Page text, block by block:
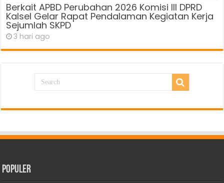
Berkait APBD Perubahan 2026 Komisi III DPRD
Kalsel Gelar Rapat Pendalaman Kegiatan Kerja
Sejumlah SKPD
3 hari ago
Populer